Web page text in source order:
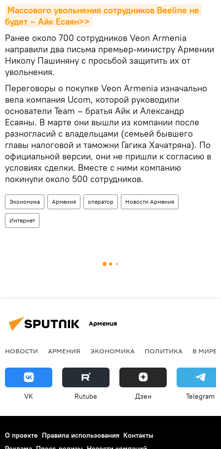
Массового увольнения сотрудников Beeline не
будет – Айк Есаян>>
Ранее около 700 сотрудников Veon Armenia
направили два письма премьер-министру Армении
Николу Пашиняну с просьбой защитить их от
увольнения.
Переговоры о покупке Veon Armenia изначально
вела компания Ucom, которой руководили
основатели Team – братья Айк и Александр
Есаяны. В марте они вышли из компании после
разногласий с владельцами (семьей бывшего
главы налоговой и таможни Гагика Хачатряна). По
официальной версии, они не пришли к согласию в
условиях сделки. Вместе с ними компанию
покинули около 500 сотрудников.
Экономика Армения оператор Новости Армения
Интернет
Армения
НОВОСТИ АРМЕНИЯ ЭКОНОМИКА ПОЛИТИКА В МИРЕ
VK Rutube Дзен Telegram
О проекте Правила использования Контакты